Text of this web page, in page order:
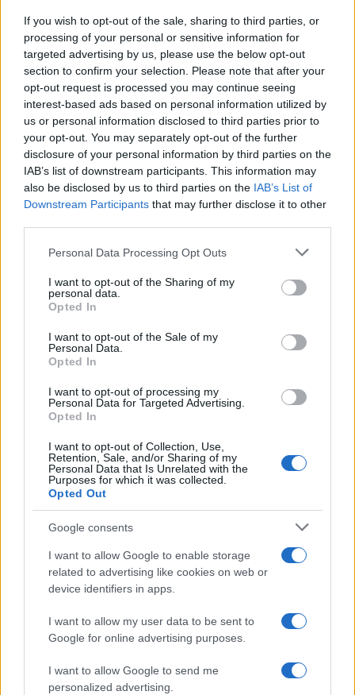
If you wish to opt-out of the sale, sharing to third parties, or
processing of your personal or sensitive information for
targeted advertising by us, please use the below opt-out
section to confirm your selection. Please note that after your
opt-out request is processed you may continue seeing
interest-based ads based on personal information utilized by
us or personal information disclosed to third parties prior to
your opt-out. You may separately opt-out of the further
disclosure of your personal information by third parties on the
IAB’s list of downstream participants. This information may
also be disclosed by us to third parties on the IAB’s List of
Downstream Participants that may further disclose it to other
Please note that this website/app uses one or more Google
not limited to your visit or usage behaviour. You may click to
grant or deny consent to Google and its third-party tags to
use your data for below specified purposes in below Google
consent section.
Personal Data Processing Opt Outs
I want to opt-out of the Sharing of my
personal data.
Opted In
I want to opt-out of the Sale of my
Personal Data.
Opted In
I want to opt-out of processing my
Personal Data for Targeted Advertising.
Opted In
I want to opt-out of Collection, Use,
Retention, Sale, and/or Sharing of my
Personal Data that Is Unrelated with the
Purposes for which it was collected.
Opted Out
Google consents
I want to allow Google to enable storage
related to advertising like cookies on web or
device identifiers in apps.
I want to allow my user data to be sent to
Google for online advertising purposes.
I want to allow Google to send me
personalized advertising.
Σχόλια
Σχολίασε εδώ
50 /50
2000 /2000
Όροι Χρήσης . Το site προστατεύεται από reCAPTCHA, ισχύουν
Πολιτική Απορρήτου
Lifestyle
ΑΓΙΟ ΟΡΟΣ
ΓΙΩΡΓΟΣ ΜΑΖΩΝΑΚΗΣ
ενημερωθείτε πρώτοι για όλη την ειδησεογραφία και τα
τελευταία νέα της ημέρας
ΟΑΚΑ: Ο Τζέιμς Χέτφιλντ
χέρι – χέρι με την
αρραβωνιαστικιά του στο
Ελευθέριος Βενιζέλος
κακία που έγραψαν
τραγουδάω σε
σουβλατζίδικο, ήταν
υπέροχος χώρος
Πιο δημοφιλή